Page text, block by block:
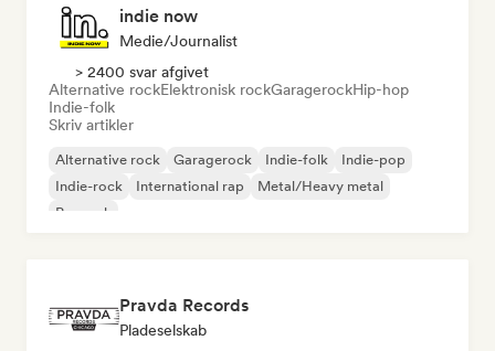
indie now
Medie/journalist
> 2400 svar afgivet
Alternative rockElektronisk rockGaragerockHip-hop
Indie-folk
Skriv artikler
Alternative rock Garagerock Indie-folk
Indie-pop
Indie-rock
International rap
Metal/Heavy metal
Poprock
Pravda Records
Pladeselskab